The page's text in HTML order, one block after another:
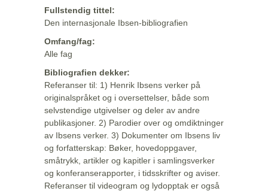
Fullstendig tittel:
Den internasjonale Ibsen-bibliografien
Omfang/fag:
Alle fag
Bibliografien dekker:
Referanser til: 1) Henrik Ibsens verker på
originalspråket og i oversettelser, både som
selvstendige utgivelser og deler av andre
publikasjoner. 2) Parodier over og omdiktninger
av Ibsens verker. 3) Dokumenter om Ibsens liv
og forfatterskap: Bøker, hovedoppgaver,
småtrykk, artikler og kapitler i samlingsverker
og konferanserapporter, i tidsskrifter og aviser.
Referanser til videogram og lydopptak er også